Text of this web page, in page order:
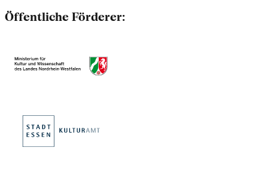
Öffentliche Förderer: